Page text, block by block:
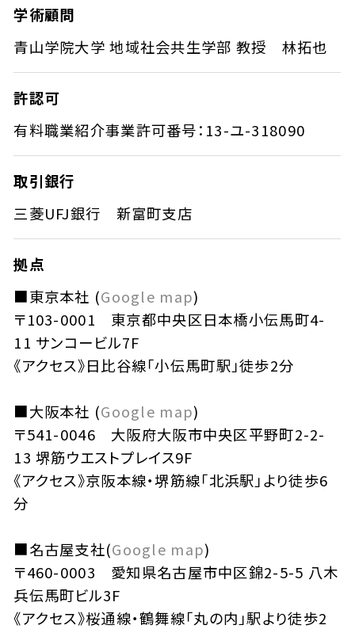
学術顧問
青山学院大学 地域社会共生学部 教授 林拓也
許認可
有料職業紹介事業許可番号：13-ユ-318090
取引銀行
三菱UFJ銀行 新富町支店
拠点
■東京本社 (Google map)
〒103-0001 東京都中央区日本橋小伝馬町4-
11 サンコービル7F
《アクセス》日比谷線「小伝馬町駅」徒歩2分
■大阪本社 (Google map)
〒541-0046 大阪府大阪市中央区平野町2-2-
13 堺筋ウエストプレイス9F
《アクセス》京阪本線・堺筋線「北浜駅」より徒歩6
分
■名古屋支社(Google map)
〒460-0003 愛知県名古屋市中区錦2-5-5 八木
兵伝馬町ビル3F
《アクセス》桜通線・鶴舞線「丸の内」駅より徒歩2